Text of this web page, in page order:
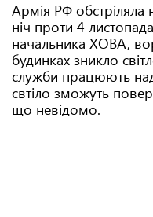
Армія РФ обстріляла
ніч проти 4
начальника ХОВА,
будинках зникло
служби працюють
свтіло зможуть
що невідомо.